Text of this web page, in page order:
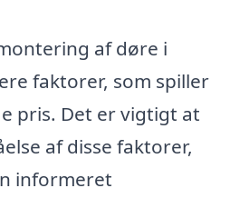
af døre i
faktorer, som spiller
pris. Det er vigtigt at
af disse faktorer,
informeret